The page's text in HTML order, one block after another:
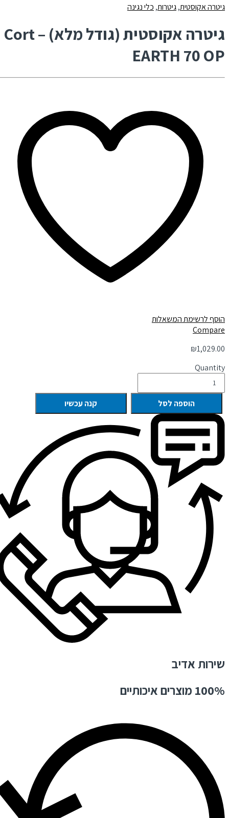
גיטרה אקוסטית,גיטרות,כלי נגינה
גיטרה אקוסטית (גודל מלא) – Cort
EARTH 70 OP
הוסף לרשימת המשאלות
Compare
₪1,029.00
Quantity
הוספה לסל קנה עכשיו
שירות אדיב
100% מוצרים איכותיים